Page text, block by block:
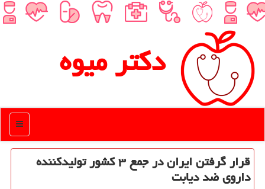
دكتر میوه
منو
قرار گرفتن ایران در جمع ۳ كشور تولیدكننده
داروی ضد دیابت